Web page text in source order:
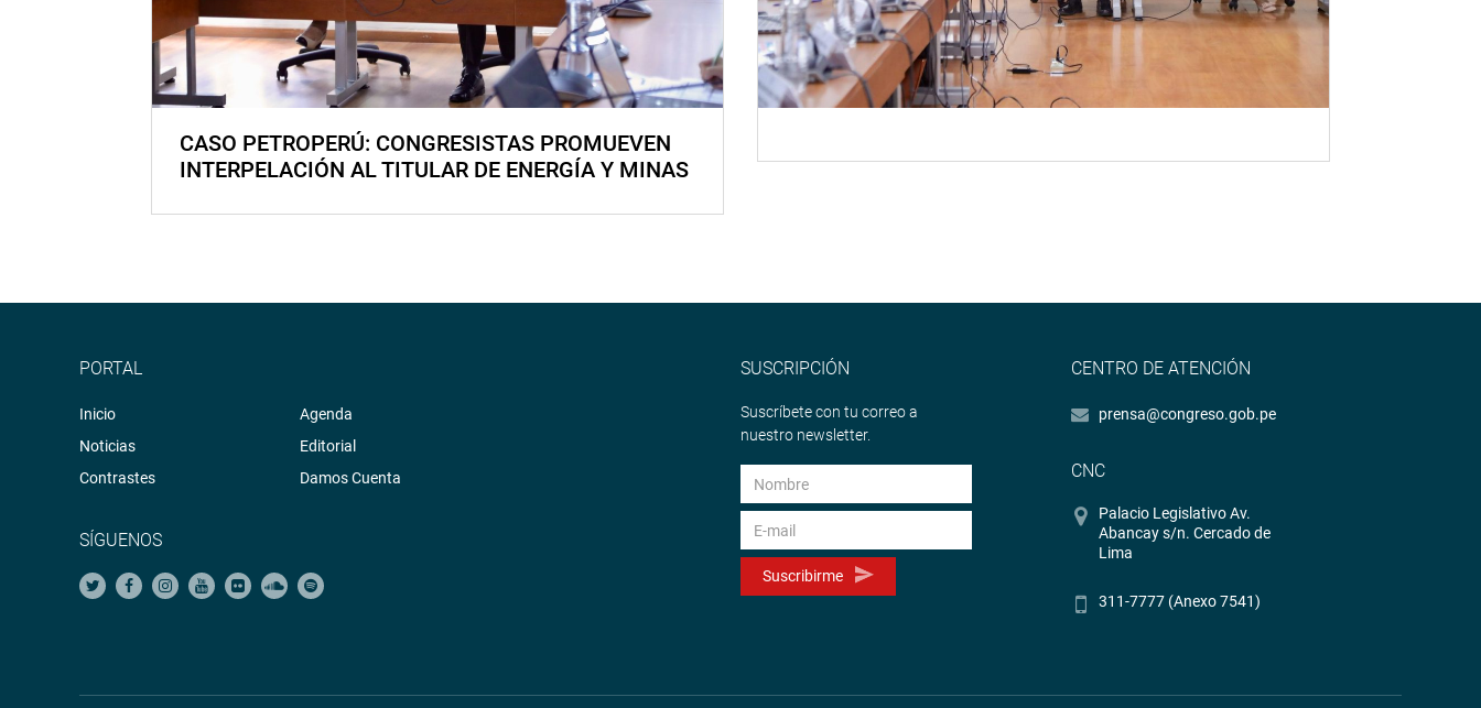
CASO PETROPERÚ: CONGRESISTAS PROMUEVEN
INTERPELACIÓN AL TITULAR DE ENERGÍA Y MINAS
PORTAL
Inicio
Noticias
Contrastes
Agenda
Editorial
Damos Cuenta
SÍGUENOS
SUSCRIPCIÓN
Suscríbete con tu correo a
nuestro newsletter.
Suscribirme
CENTRO DE ATENCIÓN
prensa@congreso.gob.pe
CNC
Palacio Legislativo Av.
Abancay s/n. Cercado de
Lima
311-7777 (Anexo 7541)